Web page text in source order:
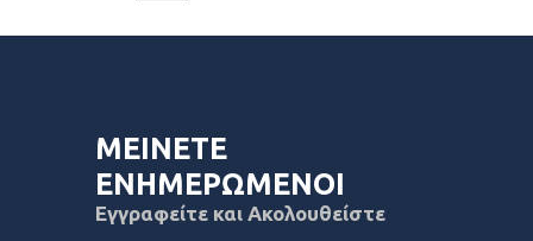
ΜΕΙΝΕΤΕ
ΕΝΗΜΕΡΩΜΕΝΟΙ
Εγγραφείτε και Ακολουθείστε